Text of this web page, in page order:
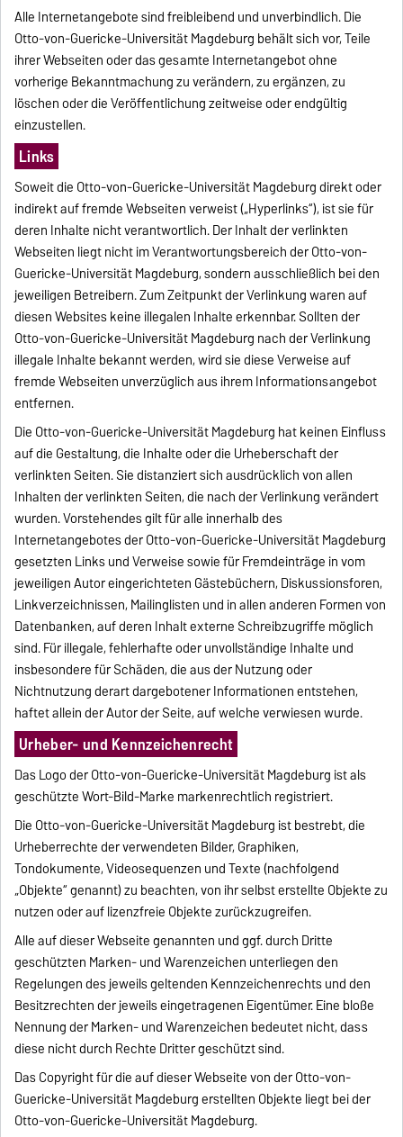
Alle Internetangebote sind freibleibend und unverbindlich. Die
Otto-von-Guericke-Universität Magdeburg behält sich vor, Teile
ihrer Webseiten oder das gesamte Internetangebot ohne
vorherige Bekanntmachung zu verändern, zu ergänzen, zu
löschen oder die Veröffentlichung zeitweise oder endgültig
einzustellen.
Links
Soweit die Otto-von-Guericke-Universität Magdeburg direkt oder
indirekt auf fremde Webseiten verweist („Hyperlinks“), ist sie für
deren Inhalte nicht verantwortlich. Der Inhalt der verlinkten
Webseiten liegt nicht im Verantwortungsbereich der Otto-von-
Guericke-Universität Magdeburg, sondern ausschließlich bei den
jeweiligen Betreibern. Zum Zeitpunkt der Verlinkung waren auf
diesen Websites keine illegalen Inhalte erkennbar. Sollten der
Otto-von-Guericke-Universität Magdeburg nach der Verlinkung
illegale Inhalte bekannt werden, wird sie diese Verweise auf
fremde Webseiten unverzüglich aus ihrem Informationsangebot
entfernen.
Die Otto-von-Guericke-Universität Magdeburg hat keinen Einfluss
auf die Gestaltung, die Inhalte oder die Urheberschaft der
verlinkten Seiten. Sie distanziert sich ausdrücklich von allen
Inhalten der verlinkten Seiten, die nach der Verlinkung verändert
wurden. Vorstehendes gilt für alle innerhalb des
Internetangebotes der Otto-von-Guericke-Universität Magdeburg
gesetzten Links und Verweise sowie für Fremdeinträge in vom
jeweiligen Autor eingerichteten Gästebüchern, Diskussionsforen,
Linkverzeichnissen, Mailinglisten und in allen anderen Formen von
Datenbanken, auf deren Inhalt externe Schreibzugriffe möglich
sind. Für illegale, fehlerhafte oder unvollständige Inhalte und
insbesondere für Schäden, die aus der Nutzung oder
Nichtnutzung derart dargebotener Informationen entstehen,
haftet allein der Autor der Seite, auf welche verwiesen wurde.
Urheber- und Kennzeichenrecht
Das Logo der Otto-von-Guericke-Universität Magdeburg ist als
geschützte Wort-Bild-Marke markenrechtlich registriert.
Die Otto-von-Guericke-Universität Magdeburg ist bestrebt, die
Urheberrechte der verwendeten Bilder, Graphiken,
Tondokumente, Videosequenzen und Texte (nachfolgend
„Objekte“ genannt) zu beachten, von ihr selbst erstellte Objekte zu
nutzen oder auf lizenzfreie Objekte zurückzugreifen.
Alle auf dieser Webseite genannten und ggf. durch Dritte
geschützten Marken- und Warenzeichen unterliegen den
Regelungen des jeweils geltenden Kennzeichenrechts und den
Besitzrechten der jeweils eingetragenen Eigentümer. Eine bloße
Nennung der Marken- und Warenzeichen bedeutet nicht, dass
diese nicht durch Rechte Dritter geschützt sind.
Das Copyright für die auf dieser Webseite von der Otto-von-
Guericke-Universität Magdeburg erstellten Objekte liegt bei der
Otto-von-Guericke-Universität Magdeburg.